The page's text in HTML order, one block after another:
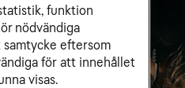
funktion
nödvändiga
eftersom
för att innehållet
visas.